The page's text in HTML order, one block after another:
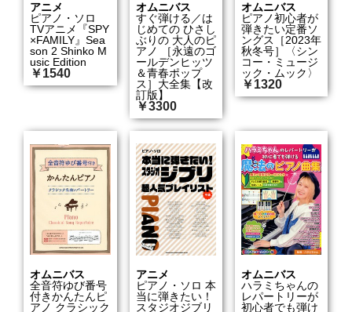
アニメ
ピアノ・ソロ
TVアニメ『SPY
×FAMILY』Sea
son 2 Shinko M
usic Edition
￥1540
オムニバス
すぐ弾ける／は
じめての ひさし
ぶりの 大人のピ
アノ ［永遠のゴ
ールデンヒッツ
＆青春ポップ
ス］大全集【改
訂版】
￥3300
オムニバス
ピアノ初心者が
弾きたい定番ソ
ングス［2023年
秋冬号］〈シン
コー・ミュージ
ック・ムック〉
￥1320
オムニバス
全音符ゆび番号
付きかんたんピ
アノ クラシック
アニメ
ピアノ・ソロ 本
当に弾きたい！
スタジオジブリ
オムニバス
ハラミちゃんの
レパートリーが
初心者でも弾け